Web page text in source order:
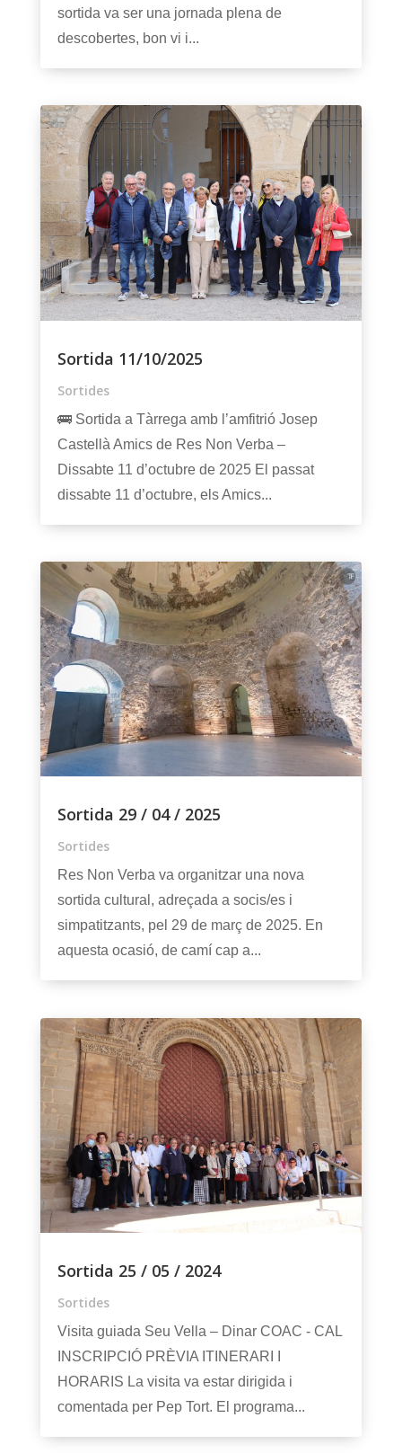
sortida va ser una jornada plena de
descobertes, bon vi i...
Sortida 11/10/2025
Sortides
🚌 Sortida a Tàrrega amb l’amfitrió Josep
Castellà Amics de Res Non Verba –
Dissabte 11 d’octubre de 2025 El passat
dissabte 11 d’octubre, els Amics...
Sortida 29 / 04 / 2025
Sortides
Res Non Verba va organitzar una nova
sortida cultural, adreçada a socis/es i
simpatitzants, pel 29 de març de 2025. En
aquesta ocasió, de camí cap a...
Sortida 25 / 05 / 2024
Sortides
Visita guiada Seu Vella – Dinar COAC - CAL
INSCRIPCIÓ PRÈVIA ITINERARI I
HORARIS La visita va estar dirigida i
comentada per Pep Tort. El programa...